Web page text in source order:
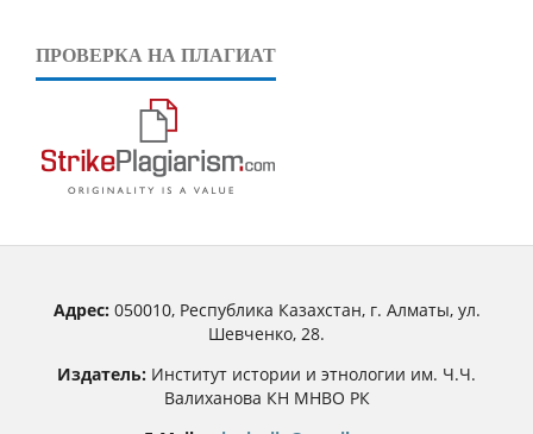
ПРОВЕРКА НА ПЛАГИАТ
Адрес:050010, Республика Казахстан, г. Алматы, ул.
Шевченко, 28.
Издатель: Институт истории и этнологии им. Ч.Ч.
Валиханова КН МНВО РК